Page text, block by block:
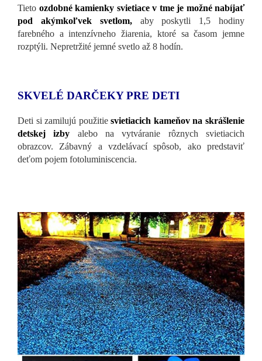
Tieto ozdobné kamienky svietiace v tme je možné nabíjať
pod akýmkoľvek svetlom,aby poskytli 1,5 hodiny
farebného a intenzívneho žiarenia, ktoré sa časom jemne
rozptýli. Nepretržité jemné svetlo až 8 hodín.
SKVELÉ DARČEKY PRE DETI
Deti si zamilujú použitiesvietiacich kameňov na skrášlenie
detskej izby alebo na vytváranie rôznych svietiacich
obrazcov. Zábavný a vzdelávací spôsob, ako predstaviť
deťom pojem fotoluminiscencia.